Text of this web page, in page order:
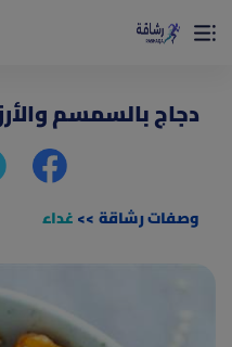
×
حساب الخطوات اليومية _
دجاج بالسمسم
وصفات رشاقة>>غداء